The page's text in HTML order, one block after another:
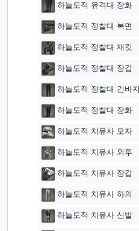
하늘도적 유격대 장화
하늘도적 정찰대 복면
하늘도적 정찰대 재킷
하늘도적 정찰대 장갑
하늘도적 정찰대 긴바지
하늘도적 정찰대 장화
하늘도적 치유사 모자
하늘도적 치유사 외투
하늘도적 치유사 장갑
하늘도적 치유사 하의
하늘도적 치유사 신발